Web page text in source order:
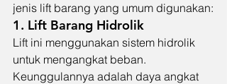
jenis lift barang yang umum digunakan:
1. Lift Barang Hidrolik
Lift ini menggunakan sistem hidrolik
untuk mengangkat beban.
Keunggulannya adalah daya angkat